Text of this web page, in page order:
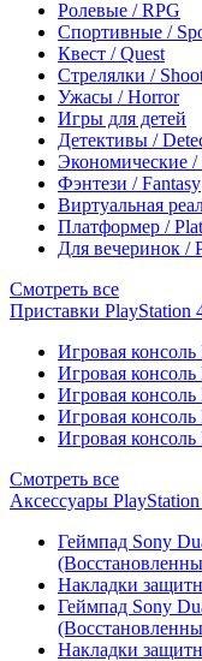
Ролевые / RPG
Спортивные /
Квест / Quest
Стрелялки /
Ужасы / Horror
Игры для детей
Детективы /
Экономические /
Фэнтези / Fantasy
Виртуальная
Платформер /
Для вечеринок /
Смотреть все
Приставки PlayStation
Игровая
Игровая
Игровая
Игровая
Игровая
Смотреть все
Аксессуары
Геймпад Sony
Накладки
Геймпад Sony
Накладки